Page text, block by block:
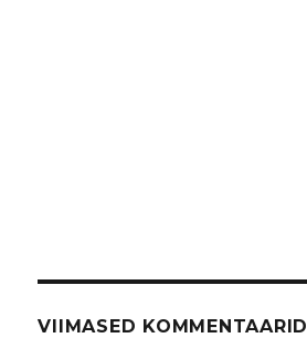
VIIMASED KOMMENTAARID